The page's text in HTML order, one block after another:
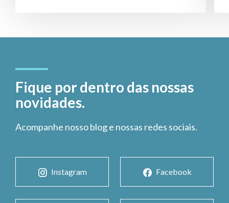
Fique por dentro das nossas
novidades.
Acompanhe nosso blog e nossas redes sociais.
Instagram Facebook